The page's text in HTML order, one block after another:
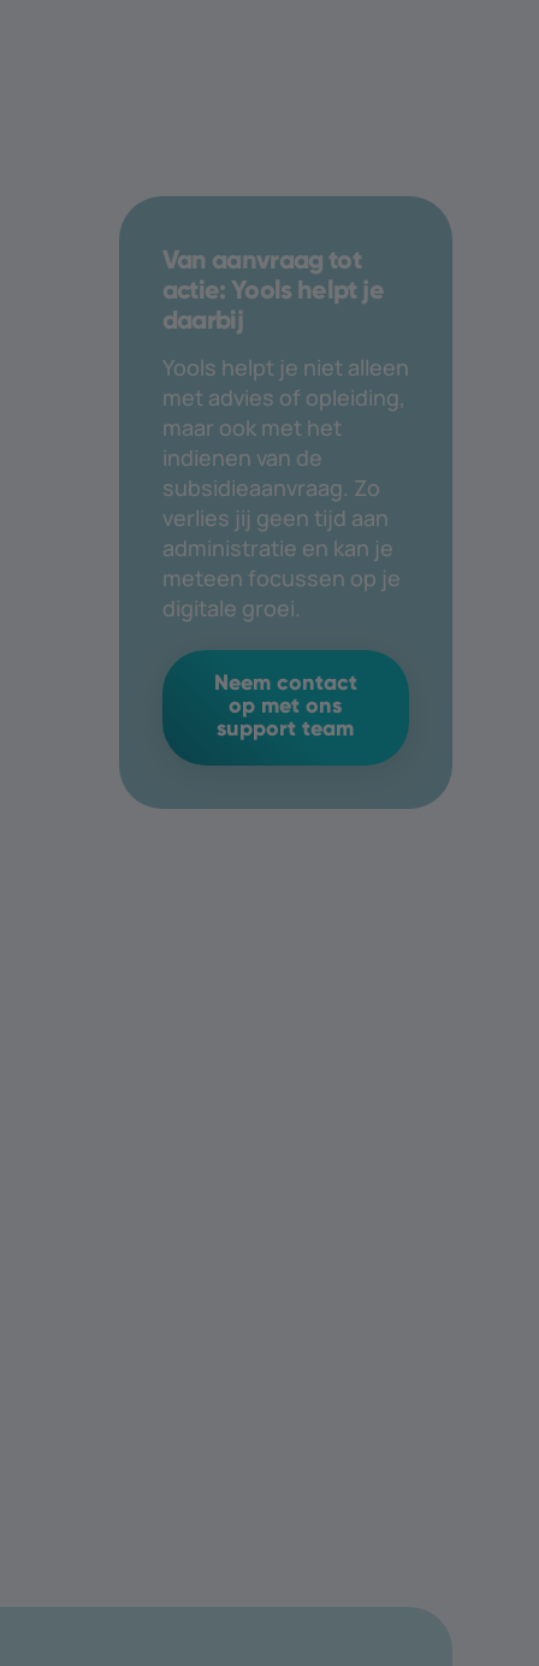
Van aanvraag tot
actie: Yools helpt je
daarbij
Yools helpt je niet alleen
met advies of opleiding,
maar ook met het
indienen van de
subsidieaanvraag. Zo
verlies jij geen tijd aan
administratie en kan je
meteen focussen op je
digitale groei.
Neem contact
op met ons
support team